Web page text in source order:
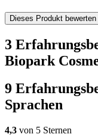
Dieses Produkt bewerten
3
Biopark
9
Sprachen
4,3 von 5 Sternen